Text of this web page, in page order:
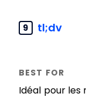
9 tl;dv
Idéal pour les